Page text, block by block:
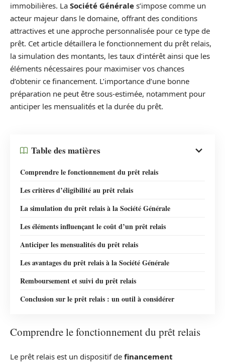
immobilières. La Société Générale s’impose comme un
acteur majeur dans le domaine, offrant des conditions
attractives et une approche personnalisée pour ce type de
prêt. Cet article détaillera le fonctionnement du prêt relais,
la simulation des montants, les taux d’intérêt ainsi que les
éléments nécessaires pour maximiser vos chances
d’obtenir ce financement. L’importance d’une bonne
préparation ne peut être sous-estimée, notamment pour
anticiper les mensualités et la durée du prêt.
Table des matières
Comprendre le fonctionnement du prêt relais
Les critères d’éligibilité au prêt relais
La simulation du prêt relais à la Société Générale
Les éléments influençant le coût d’un prêt relais
Anticiper les mensualités du prêt relais
Les avantages du prêt relais à la Société Générale
Remboursement et suivi du prêt relais
Conclusion sur le prêt relais : un outil à considérer
Comprendre le fonctionnement du prêt relais
Le prêt relais est un dispositif de financement